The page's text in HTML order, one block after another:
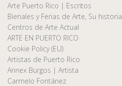
Arte Puerto Rico | Escritos
Bienales y Ferias de Arte, Su historia
Centros de Arte Actual
ARTE EN PUERTO RICO
Cookie Policy (EU)
Artistas de Puerto Rico
Annex Burgos | Artista
Carmelo Fontánez